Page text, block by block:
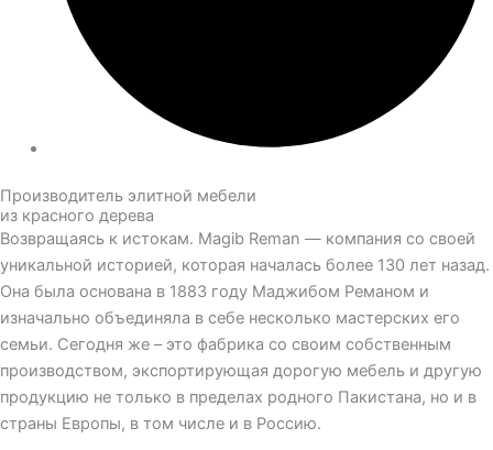
Производитель элитной мебели
из красного дерева
Возвращаясь к истокам. Magib Reman — компания со своей
уникальной историей, которая началась более 130 лет назад.
Она была основана в 1883 году Маджибом Реманом и
изначально объединяла в себе несколько мастерских его
семьи. Сегодня же – это фабрика со своим собственным
производством, экспортирующая дорогую мебель и другую
продукцию не только в пределах родного Пакистана, но и в
страны Европы, в том числе и в Россию.